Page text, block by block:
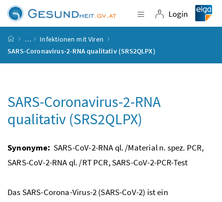
Zum Inhalt
Zum Hauptmenü
Zum Untermenü
Zur Suche
Navigation
Login
Login
Startseite
…
Infektionen mit Viren
SARS-Coronavirus-2-RNA qualitativ (SRS2QLPX)
SARS-Coronavirus-2-RNA
qualitativ (SRS2QLPX)
Synonyme: SARS-CoV-2-RNA ql. /Material n. spez. PCR,
SARS-CoV-2-RNA ql. /RT PCR, SARS-CoV-2-PCR-Test
Das SARS-Corona-Virus-2 (SARS-CoV-2) ist ein